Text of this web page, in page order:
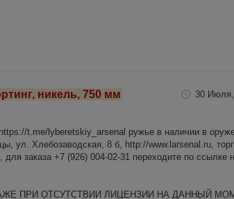
никель, 750 мм 30
t.me/lyberetskiy_arsenal ружье в наличии в
ул. Хлебозаводская, 8 б, http://www.larsenal.ru,
заказа +7 (926) 004-02-31 переходите по ссылке
ПРИ ОТСУТСТВИИ ЛИЦЕНЗИИ НА ДАННЫЙ